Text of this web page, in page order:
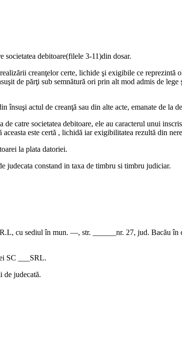
societatea debitoare(filele 3-11)din dosar.
creanţelor certe, lichide şi exigibile ce reprezintă
de părţi sub semnătură ori prin alt mod admis de
însuşi actul de creanţă sau din alte acte, emanate de la
de catre societatea debitoare, ele au caracterul unui
este certă , lichidă iar exigibilitatea rezultă din
la plata datoriei.
judecata constand in taxa de timbru si timbru judiciar.
cu sediul în mun. —, str. ______nr. 27, jud. Bacău
SC ___SRL.
de judecată.